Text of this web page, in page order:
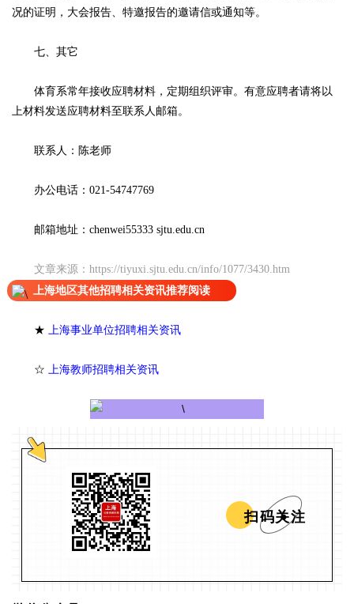
况的证明，大会报告、特邀报告的邀请信或通知等。
七、其它
体育系常年接收应聘材料，定期组织评审。有意应聘者请将以
上材料发送应聘材料至联系人邮箱。
联系人：陈老师
办公电话：021-54747769
邮箱地址：chenwei55333 sjtu.edu.cn
文章来源： https://tiyuxi.sjtu.edu.cn/info/1077/3430.htm
上海地区其他招聘相关资讯推荐阅读
★ 上海事业单位招聘相关资讯
☆ 上海教师招聘相关资讯
扫码关注